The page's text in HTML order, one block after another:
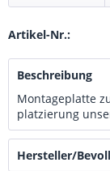
Artikel-Nr.:
Beschreibung
Montageplatte
platzierung
Hersteller/